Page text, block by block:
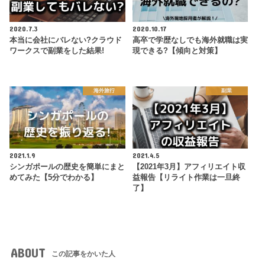
2020.7.3
本当に会社にバレない?クラウド
ワークスで副業をした結果!
2020.10.17
高卒で学歴なしでも海外就職は実
現できる?【傾向と対策】
海外旅行
2021.1.9
シンガポールの歴史を簡単にまと
めてみた【5分でわかる】
副業
2021.4.5
【2021年3月】アフィリエイト収
益報告【リライト作業は一旦終
了】
ABOUT この記事をかいた人